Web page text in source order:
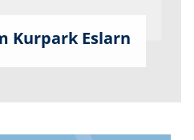
Kurpark Eslarn